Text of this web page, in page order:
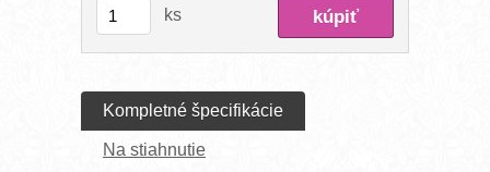
ks
Kompletné špecifikácie
Na stiahnutie